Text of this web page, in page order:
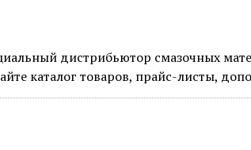
дистрибьютор смазочных
каталог товаров, прайс-листы,